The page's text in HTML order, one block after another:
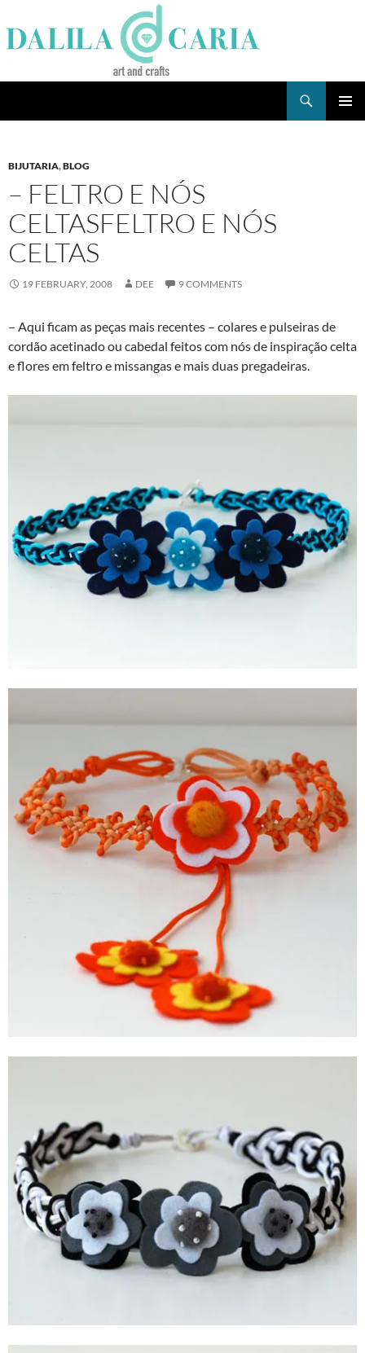
to
content
BIJUTARIA,BLOG
– FELTRO E NÓS
CELTASFELTRO E NÓS
CELTAS
19 FEBRUARY, 2008 DEE 9 COMMENTS
– Aqui ficam as peças mais recentes – colares e pulseiras de
cordão acetinado ou cabedal feitos com nós de inspiração celta
e flores em feltro e missangas e mais duas pregadeiras.